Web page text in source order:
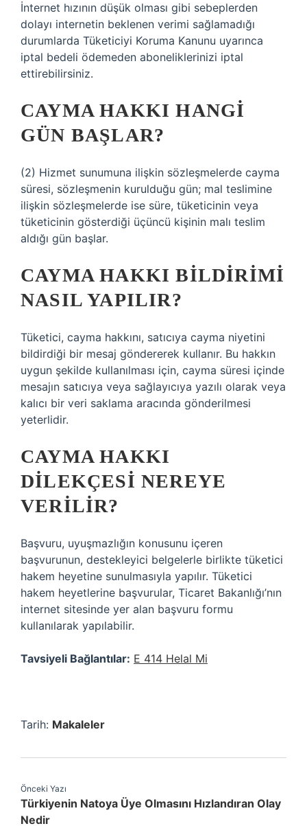
İnternet hızının düşük olması gibi sebeplerden
dolayı internetin beklenen verimi sağlamadığı
durumlarda Tüketiciyi Koruma Kanunu uyarınca
iptal bedeli ödemeden aboneliklerinizi iptal
ettirebilirsiniz.
CAYMA HAKKI HANGI
GÜN BAŞLAR?
(2) Hizmet sunumuna ilişkin sözleşmelerde cayma
süresi, sözleşmenin kurulduğu gün; mal teslimine
ilişkin sözleşmelerde ise süre, tüketicinin veya
tüketicinin gösterdiği üçüncü kişinin malı teslim
aldığı gün başlar.
CAYMA HAKKI BILDIRIMI
NASIL YAPILIR?
Tüketici, cayma hakkını, satıcıya cayma niyetini
bildirdiği bir mesaj göndererek kullanır. Bu hakkın
uygun şekilde kullanılması için, cayma süresi içinde
mesajın satıcıya veya sağlayıcıya yazılı olarak veya
kalıcı bir veri saklama aracında gönderilmesi
yeterlidir.
CAYMA HAKKI
DILEKÇESI NEREYE
VERILIR?
Başvuru, uyuşmazlığın konusunu içeren
başvurunun, destekleyici belgelerle birlikte tüketici
hakem heyetine sunulmasıyla yapılır. Tüketici
hakem heyetlerine başvurular, Ticaret Bakanlığı’nın
internet sitesinde yer alan başvuru formu
kullanılarak yapılabilir.
Tavsiyeli Bağlantılar: E 414 Helal Mi
Tarih: Makaleler
Önceki Yazı
Türkiyenin Natoya Üye Olmasını Hızlandıran Olay
Nedir